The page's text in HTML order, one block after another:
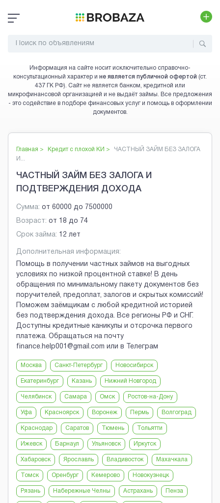
Информация на сайте носит исключительно справочно-
консультационный характер и не является публичной офертой (ст.
437 ГК РФ). Сайт не является банком, кредитной или
микрофинансовой организацией и не выдаёт займы. Все предложения
- это содействие в подборе финансовых услуг и помощь в оформлении
документов.
Главная > Кредит с плохой КИ >
ЧАСТНЫЙ ЗАЙМ БЕЗ ЗАЛОГА
И...
ЧАСТНЫЙ ЗАЙМ БЕЗ ЗАЛОГА И
ПОДТВЕРЖДЕНИЯ ДОХОДА
Сумма: от 60000 до 7500000
Возраст: от 18 до 74
Срок займа: 12 лет
Дополнительная информация:
Помощь в получении частных займов на выгодных
условиях по низкой процентной ставке! В день
обращения по минимальному пакету документов без
поручителей, предоплат, залогов и скрытых комиссий!
Поможем заёмщикам с любой кредитной историей
без подтверждения дохода. Все регионы РФ и СНГ.
Доступны кредитные каникулы и отсрочка первого
платежа. Обращаться на почту
finance.help001@gmail.com или в Телеграм
Москва Санкт-Петербург Новосибирск
Екатеринбург Казань Нижний Новгород
Челябинск Самара Омск Ростов-на-Дону
Уфа Красноярск Воронеж Пермь Волгоград
Краснодар Саратов Тюмень Тольятти
Ижевск Барнаул Ульяновск Иркутск
Хабаровск Ярославль Владивосток Махачкала
Томск Оренбург Кемерово Новокузнецк
Рязань Набережные Челны Астрахань Пенза